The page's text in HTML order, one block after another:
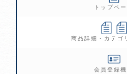
トップペー
商品詳細・カテゴ
会員登録